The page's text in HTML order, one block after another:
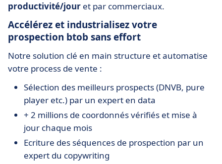
productivité/jour et par commerciaux.
Accélérez et industrialisez votre
prospection btob sans effort
Notre solution clé en main structure et automatise
votre process de vente :
Sélection des meilleurs prospects (DNVB, pure
player etc.) par un expert en data
+ 2 millions de coordonnés vérifiés et mise à
jour chaque mois
Ecriture des séquences de prospection par un
expert du copywriting